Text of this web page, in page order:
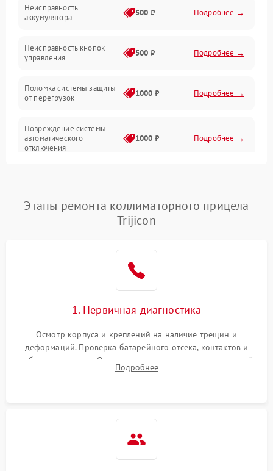
Прочие неисправности
Неисправность управления
Неисправность
аккумулятора
500 ₽ Подробнее →
Неисправность кнопок
управления
500 ₽ Подробнее →
Поломка системы защиты
от перегрузок
1000 ₽ Подробнее →
Повреждение системы
автоматического
отключения
1000 ₽ Подробнее →
1000 ₽
Неисправность системы
Повреждение системы
1000 ₽
1000 ₽
Этапы ремонта коллиматорного прицела
Trijicon
1. Первичная диагностика
Осмотр корпуса и креплений на наличие трещин и
деформаций. Проверка батарейного отсека, контактов и
работы излучателя. Оценка яркости и четкости прицельной
марки на разных режимах. Выявление проблем с
Подробнее